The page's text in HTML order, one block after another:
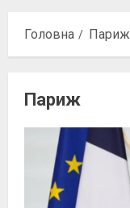
Головна Париж
Париж